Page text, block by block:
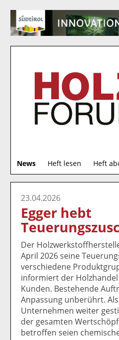
News Heft lesen Heft
23.04.2026
Egger hebt
Der
April 2026 seine
verschiedene
informiert der Holzhandel
Kunden. Bestehende
Anpassung unberührt.
Unternehmen weiter
der gesamten
betroffen seien